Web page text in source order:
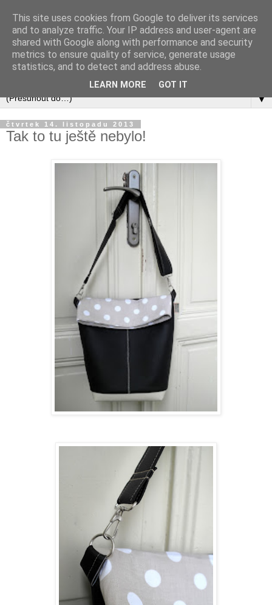
▼
čtvrtek 14. listopadu 2013
Tak to tu ještě nebylo!
This site uses cookies from Google to deliver its services
and to analyze traffic. Your IP address and user-agent are
shared with Google along with performance and security
metrics to ensure quality of service, generate usage
statistics, and to detect and address abuse.
LEARN MORE GOT IT